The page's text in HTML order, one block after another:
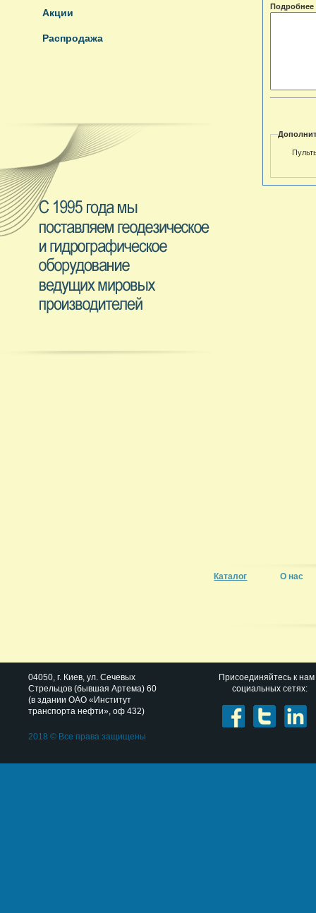
Акции
Распродажа
Подробнее
Каталог О нас
04050, г. Киев, ул. Сечевых
Стрельцов (бывшая Артема) 60
(в здании ОАО «Институт
транспорта нефти», оф 432)
2018 © Все права защищены
Присоединяйтесь к нам
социальных сетях: